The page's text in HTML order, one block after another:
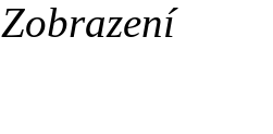
Zobrazení